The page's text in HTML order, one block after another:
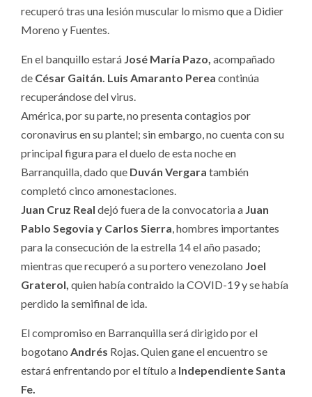
recuperó tras una lesión muscular lo mismo que a Didier
Moreno y Fuentes.
En el banquillo estará José María Pazo, acompañado
de César Gaitán. Luis Amaranto Perea continúa
recuperándose del virus.
América, por su parte, no presenta contagios por
coronavirus en su plantel; sin embargo, no cuenta con su
principal figura para el duelo de esta noche en
Barranquilla, dado que Duván Vergara también
completó cinco amonestaciones.
Juan Cruz Real dejó fuera de la convocatoria a Juan
Pablo Segovia y Carlos Sierra, hombres importantes
para la consecución de la estrella 14 el año pasado;
mientras que recuperó a su portero venezolano Joel
Graterol, quien había contraido la COVID-19 y se había
perdido la semifinal de ida.
El compromiso en Barranquilla será dirigido por el
bogotano Andrés Rojas. Quien gane el encuentro se
estará enfrentando por el título a Independiente Santa
Fe.